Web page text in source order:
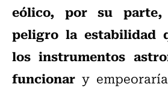
eólico, por su
peligro la estabilidad
los instrumentos
funcionar y